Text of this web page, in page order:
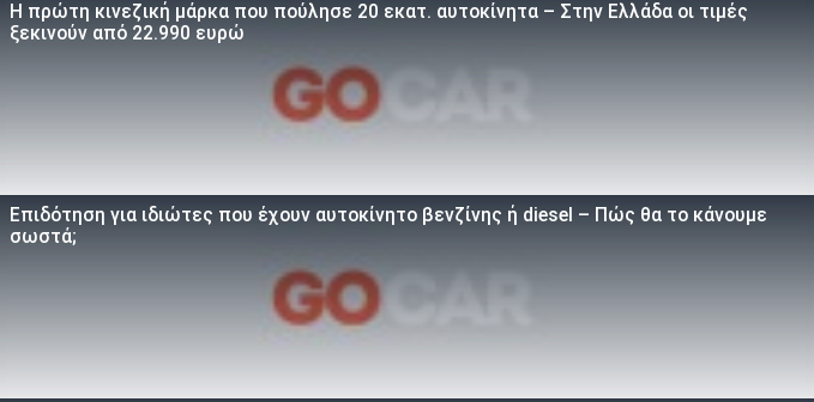
Η πρώτη κινεζική μάρκα που πούλησε 20 εκατ. αυτοκίνητα – Στην Ελλάδα οι τιμές
ξεκινούν από 22.990 ευρώ
Επιδότηση για ιδιώτες που έχουν αυτοκίνητο βενζίνης ή diesel – Πώς θα το κάνουμε
σωστά;